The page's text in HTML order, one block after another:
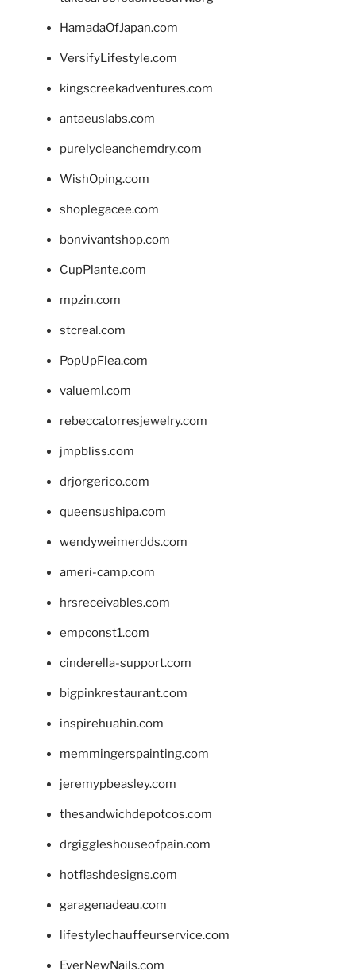
HamadaOfJapan.com
VersifyLifestyle.com
kingscreekadventures.com
antaeuslabs.com
purelycleanchemdry.com
WishOping.com
shoplegacee.com
bonvivantshop.com
CupPlante.com
mpzin.com
stcreal.com
PopUpFlea.com
valueml.com
rebeccatorresjewelry.com
jmpbliss.com
drjorgerico.com
queensushipa.com
wendyweimerdds.com
ameri-camp.com
hrsreceivables.com
empconst1.com
cinderella-support.com
bigpinkrestaurant.com
inspirehuahin.com
memmingerspainting.com
jeremypbeasley.com
thesandwichdepotcos.com
drgiggleshouseofpain.com
hotflashdesigns.com
garagenadeau.com
lifestylechauffeurservice.com
EverNewNails.com